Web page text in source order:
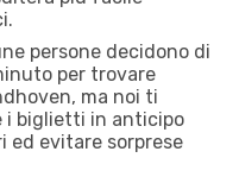
persone decidono di
per trovare
ma noi ti
i biglietti in anticipo
ed evitare sorprese